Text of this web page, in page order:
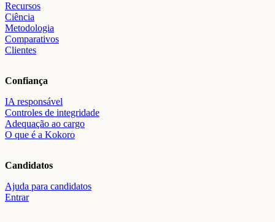
Recursos
Ciência
Metodologia
Comparativos
Clientes
Confiança
IA responsável
Controles de integridade
Adequação ao cargo
O que é a Kokoro
Candidatos
Ajuda para candidatos
Entrar